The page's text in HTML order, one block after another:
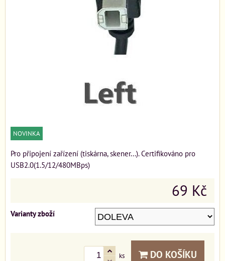
NOVINKA
Pro připojení zařízení (tiskárna, skener...). Certifikováno pro
USB2.0(1.5/12/480MBps)
69 Kč
Varianty zboží
ks DO KOŠÍKU